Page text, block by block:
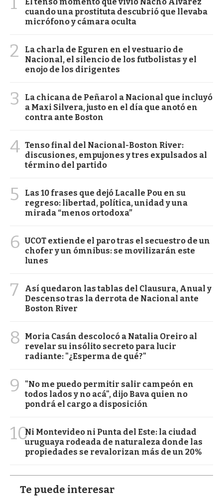
cuando una prostituta descubrió que llevaba
micrófono y cámara oculta
2
La charla de Eguren en el vestuario de
Nacional, el silencio de los futbolistas y el
enojo de los dirigentes
3
La chicana de Peñarol a Nacional que incluyó
a Maxi Silvera, justo en el día que anotó en
contra ante Boston
4 Tenso final del Nacional-Boston River:
discusiones, empujones y tres expulsados al
término del partido
5
Las 10 frases que dejó Lacalle Pou en su
regreso: libertad, política, unidad y una
mirada “menos ortodoxa”
6 UCOT extiende el paro tras el secuestro de un
chofer y un ómnibus: se movilizarán este
lunes
7
Así quedaron las tablas del Clausura, Anual y
Descenso tras la derrota de Nacional ante
Boston River
8
Moria Casán descolocó a Natalia Oreiro al
revelar su insólito secreto para lucir
radiante: "¿Esperma de qué?"
9
"No me puedo permitir salir campeón en
todos lados y no acá", dijo Bava quien no
pondrá el cargo a disposición
10Ni Montevideo ni Punta del Este: la ciudad
uruguaya rodeada de naturaleza donde las
propiedades se revalorizan más de un 20%
Te puede interesar